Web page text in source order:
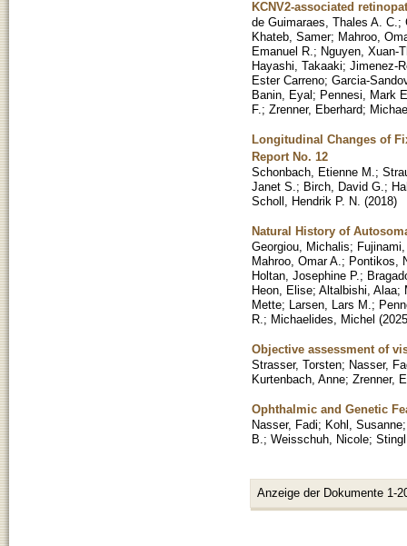
KCNV2-associated
de Guimaraes, Thales A. C. ;
Khateb, Samer; Mahroo,
Emanuel R. ; Nguyen, Xuan-
Hayashi, Takaaki; Jimenez-
Ester Carreno; Garcia-
Banin, Eyal; Pennesi, Mark
F. ; Zrenner, Eberhard;
Longitudinal Changes of
Report No. 12
Schonbach, Etienne M. ;
Janet S. ; Birch, David G. ;
Scholl, Hendrik P. N. (2018)
Natural History of
Georgiou, Michalis;
Mahroo, Omar A. ; Pontikos,
Holtan, Josephine P. ;
Heon, Elise; Altalbishi, Alaa;
Mette; Larsen, Lars M. ;
R. ; Michaelides, Michel (2025
Objective assessment of
Strasser, Torsten; Nasser,
Kurtenbach, Anne; Zrenner,
Ophthalmic and Genetic
Nasser, Fadi; Kohl, Susanne
B. ; Weisschuh, Nicole;
Anzeige der Dokumente 1-